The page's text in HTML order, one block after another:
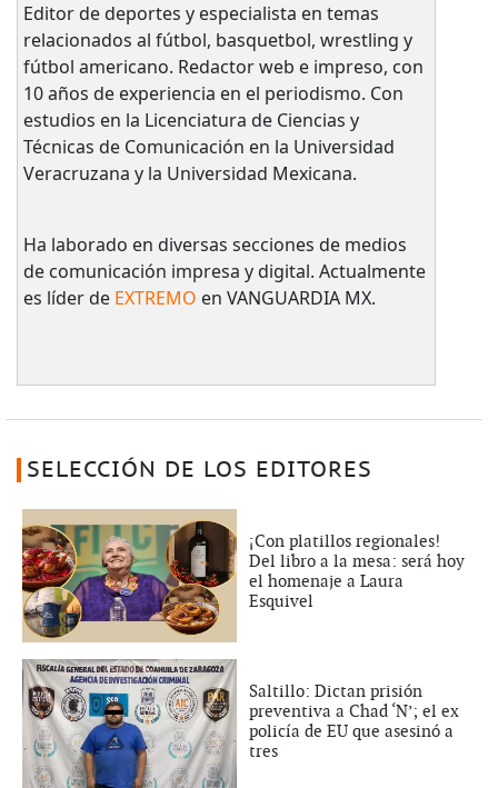
Editor de deportes y especialista en temas
relacionados al fútbol, basquetbol, wrestling y
fútbol americano. Redactor web e impreso, con
10 años de experiencia en el periodismo. Con
estudios en la Licenciatura de Ciencias y
Técnicas de Comunicación en la Universidad
Veracruzana y la Universidad Mexicana.
Ha laborado en diversas secciones de medios
de comunicación impresa y digital. Actualmente
es líder de EXTREMO en VANGUARDIA MX.
SELECCIÓN DE LOS EDITORES
¡Con platillos regionales!
Del libro a la mesa: será hoy
el homenaje a Laura
Esquivel
Saltillo: Dictan prisión
preventiva a Chad ‘N’; el ex
policía de EU que asesinó a
tres